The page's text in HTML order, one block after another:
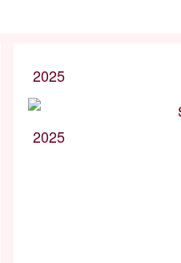
2025
2025